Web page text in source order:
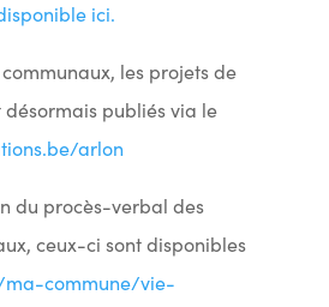
ici.
les projets de
publiés via le
arlon
du procès-verbal des
ceux-ci sont disponibles
ma-commune/vie-